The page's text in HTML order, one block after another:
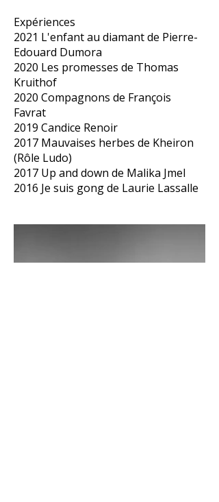
Expériences
2021 L'enfant au diamant de Pierre-
Edouard Dumora
2020 Les promesses de Thomas
Kruithof
2020 Compagnons de François
Favrat
2019 Candice Renoir
2017 Mauvaises herbes de Kheiron
(Rôle Ludo)
2017 Up and down de Malika Jmel
2016 Je suis gong de Laurie Lassalle